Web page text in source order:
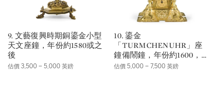
9. 文藝復興時期銅鎏金小型
天文座鐘，年份約1580或之
後
估價 3,500 – 5,000 英鎊
10. 鎏金
「TURMCHENUHR」座
鐘備鬧鐘，年份約1600，後
有改動
估價 5,000 – 7,500 英鎊